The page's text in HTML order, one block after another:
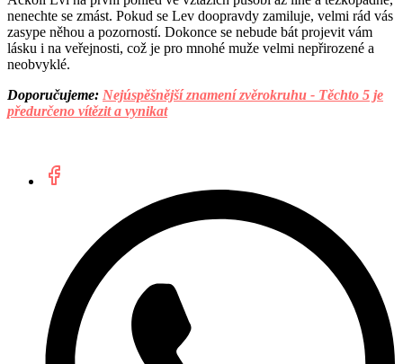
nenechte se zmást. Pokud se Lev doopravdy zamiluje, velmi rád vás
zasype něhou a pozorností. Dokonce se nebude bát projevit vám
lásku i na veřejnosti, což je pro mnohé muže velmi nepřirozené a
neobvyklé.
Doporučujeme: Nejúspěšnější znamení zvěrokruhu - Těchto 5 je
předurčeno vítězit a vynikat